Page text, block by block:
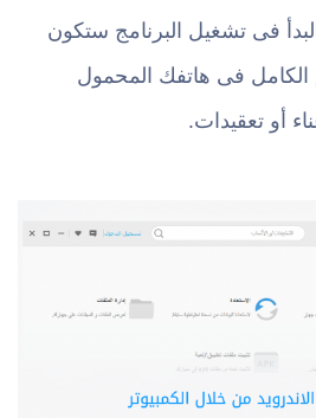
فى تشغيل البرنامج ستكون
الكامل فى هاتفك المحمول
أو تعقيدات.